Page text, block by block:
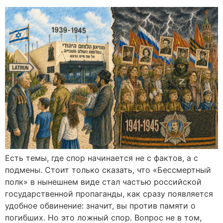
Есть темы, где спор начинается не с фактов, а с
подмены. Стоит только сказать, что «Бессмертный
полк» в нынешнем виде стал частью российской
государственной пропаганды, как сразу появляется
удобное обвинение: значит, вы против памяти о
погибших. Но это ложный спор. Вопрос не в том,